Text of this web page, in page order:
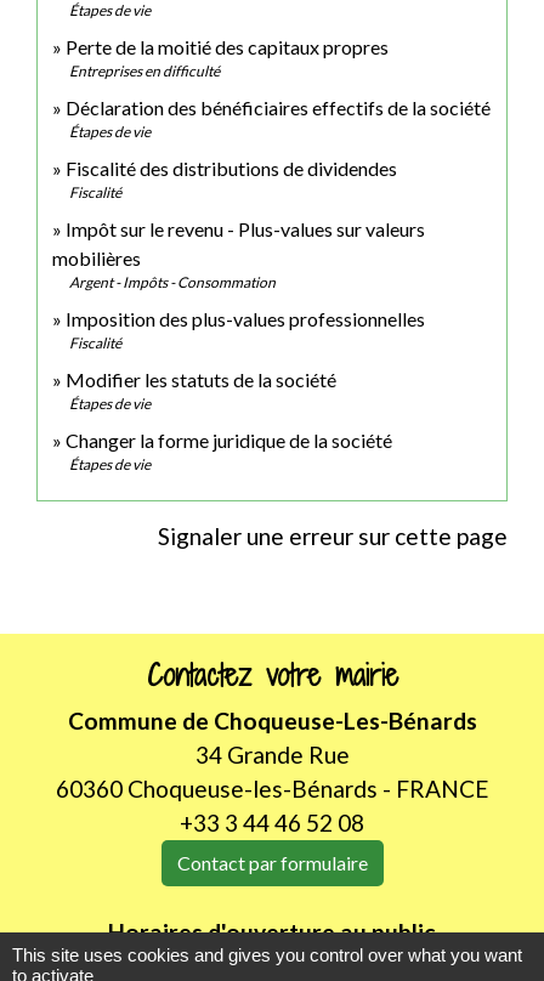
Étapes de vie
Perte de la moitié des capitaux propres
Entreprises en difficulté
Déclaration des bénéficiaires effectifs de la société
Étapes de vie
Fiscalité des distributions de dividendes
Fiscalité
Impôt sur le revenu - Plus-values sur valeurs
mobilières
Argent - Impôts - Consommation
Imposition des plus-values professionnelles
Fiscalité
Modifier les statuts de la société
Étapes de vie
Changer la forme juridique de la société
Étapes de vie
Signaler une erreur sur cette page
Contactez votre mairie
Commune de Choqueuse-Les-Bénards
34 Grande Rue
60360 Choqueuse-les-Bénards - FRANCE
+33 3 44 46 52 08
Contact par formulaire
Horaires d'ouverture au public
LUNDI de 8H30 à 12h00
This site uses cookies and gives you control over what you want
to activate